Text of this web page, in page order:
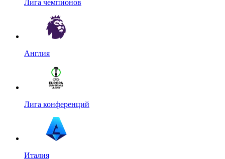
Лига чемпионов
Англия
Лига конференций
Италия